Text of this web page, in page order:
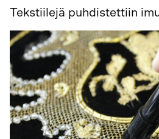
Tekstiilejä puhdistettiin